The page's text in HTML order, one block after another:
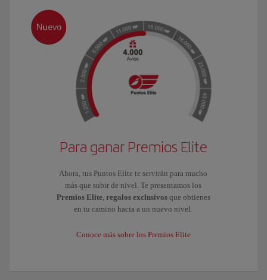
Para ganar Premios Elite
Ahora, tus Puntos Elite te servirán para mucho
más que subir de nivel. Te presentamos los
Premios Elite, regalos exclusivosque obtienes
en tu camino hacia a un nuevo nivel.
Conoce más sobre los Premios Elite